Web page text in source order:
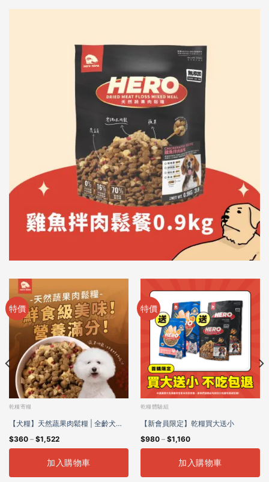
特價
乾糧寄糧
【犬糧】天然蔬果肉鬆糧 | 全齡犬適
用
$360– $1,522
加入購物車
特價
乾糧體驗組
【新會員限定】乾糧買大送小
$980– $1,160
加入購物車